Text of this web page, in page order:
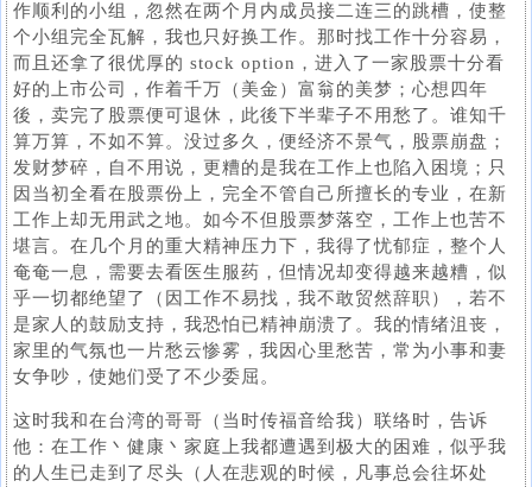
作顺利的小组，忽然在两个月内成员接二连三的跳槽，使整
个小组完全瓦解，我也只好换工作。那时找工作十分容易，
而且还拿了很优厚的 stock option，进入了一家股票十分看
好的上市公司，作着千万（美金）富翁的美梦；心想四年
後，卖完了股票便可退休，此後下半辈子不用愁了。谁知千
算万算，不如不算。没过多久，便经济不景气，股票崩盘；
发财梦碎，自不用说，更糟的是我在工作上也陷入困境；只
因当初全看在股票份上，完全不管自己所擅长的专业，在新
工作上却无用武之地。如今不但股票梦落空，工作上也苦不
堪言。在几个月的重大精神压力下，我得了忧郁症，整个人
奄奄一息，需要去看医生服药，但情况却变得越来越糟，似
乎一切都绝望了（因工作不易找，我不敢贸然辞职），若不
是家人的鼓励支持，我恐怕已精神崩溃了。我的情绪沮丧，
家里的气氛也一片愁云惨雾，我因心里愁苦，常为小事和妻
女争吵，使她们受了不少委屈。
这时我和在台湾的哥哥（当时传福音给我）联络时，告诉
他：在工作丶健康丶家庭上我都遭遇到极大的困难，似乎我
的人生已走到了尽头（人在悲观的时候，凡事总会往坏处